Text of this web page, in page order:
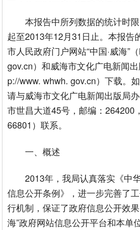
本报告中所列数据的统计时限
起至2013年12月31日止。本报告
市人民政府门户网站“中国·威海”
gov.cn）和威海市文化广电新闻
p://www. whwh. gov.cn）下载。
请与威海市文化广电新闻出版局
市世昌大道45号，邮编：
66801）联系。
一、概述
2013年，我局认真落实《中
信息公开条例》，进一步完善了
行机制，保证了政府信息公开效
海”政府网站信息公开平台和本单